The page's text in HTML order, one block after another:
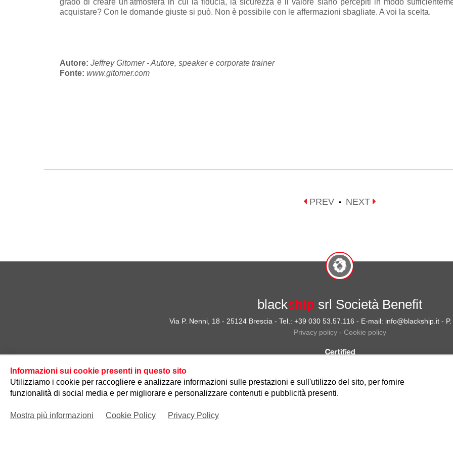
acquistare? Con le domande giuste si può. Non è possibile con le affermazioni sbagliate. A voi la scelta.
Autore: Jeffrey Gitomer - Autore, speaker e corporate trainer
Fonte: www.gitomer.com
PREV • NEXT
blackship srl Società Benefit
Via P. Nenni, 18 - 25124 Brescia - Tel.: +39 030 53.57.116 - E-mail: info@blackship.it -
Privacy policy- Cookie policy
Informazioni sui cookie presenti in questo sito
Utilizziamo i cookie per raccogliere e analizzare informazioni sulle prestazioni e sull'utilizzo del sito, per fornire
funzionalità di social media e per migliorare e personalizzare contenuti e pubblicità presenti.
Mostra più informazioni Cookie Policy Privacy Policy